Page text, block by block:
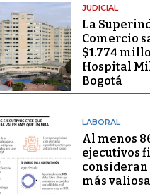
JUDICIAL
La
Comercio
$1.774
Hospital
Bogotá
LABORAL
Al menos
ejecutivos
consideran
más